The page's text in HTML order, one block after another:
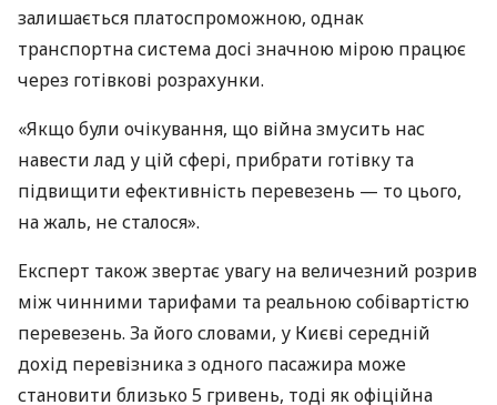
залишається платоспроможною, однак
транспортна система досі значною мірою працює
через готівкові розрахунки.
«Якщо були очікування, що війна змусить нас
навести лад у цій сфері, прибрати готівку та
підвищити ефективність перевезень — то цього,
на жаль, не сталося».
Експерт також звертає увагу на величезний розрив
між чинними тарифами та реальною собівартістю
перевезень. За його словами, у Києві середній
дохід перевізника з одного пасажира може
становити близько 5 гривень, тоді як офіційна